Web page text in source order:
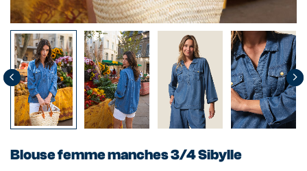
Blouse femme manches 3/4 Sibylle